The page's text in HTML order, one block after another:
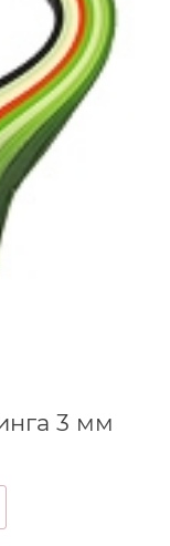
3 мм